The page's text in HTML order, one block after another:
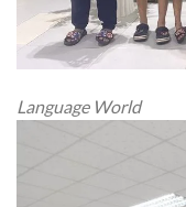
Language World